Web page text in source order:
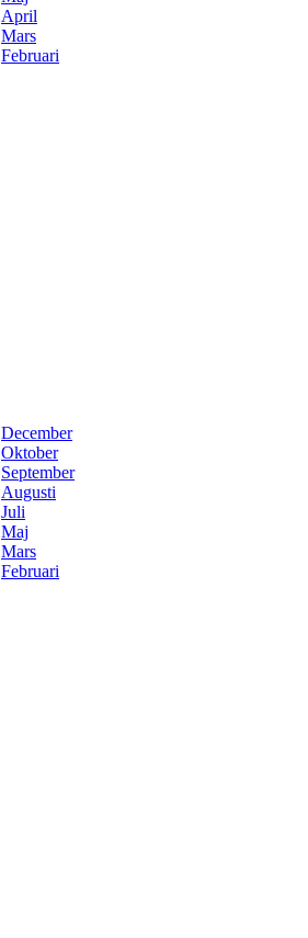
April
Mars
Februari
December
Oktober
September
Augusti
Juli
Maj
Mars
Februari